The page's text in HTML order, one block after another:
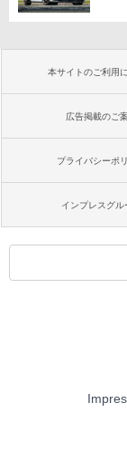
本サイトのご利用
広告掲載のご
プライバシーポ
インプレスグル